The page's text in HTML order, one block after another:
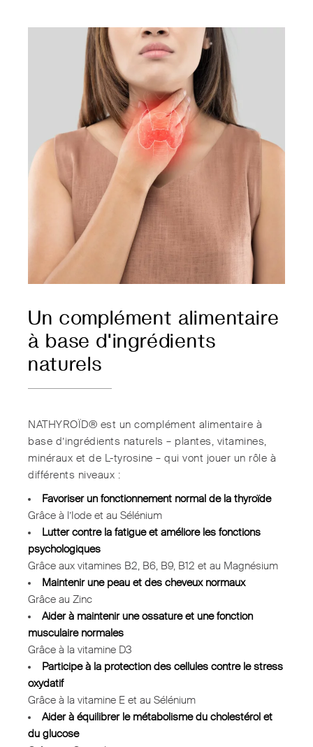
Un complément alimentaire
à base d'ingrédients
naturels
NATHYROÏD® est un complément alimentaire à
base d’ingrédients naturels – plantes, vitamines,
minéraux et de L-tyrosine – qui vont jouer un rôle à
différents niveaux :
Favoriser un fonctionnement normal de la thyroïde
Grâce à l’Iode et au Sélénium
Lutter contre la fatigue et améliore les fonctions
psychologiques
Grâce aux vitamines B2, B6, B9, B12 et au Magnésium
Maintenir une peau et des cheveux normaux
Grâce au Zinc
Aider à maintenir une ossature et une fonction
musculaire normales
Grâce à la vitamine D3
Participe à la protection des cellules contre le stress
oxydatif
Grâce à la vitamine E et au Sélénium
Aider à équilibrer le métabolisme du cholestérol et
du glucose